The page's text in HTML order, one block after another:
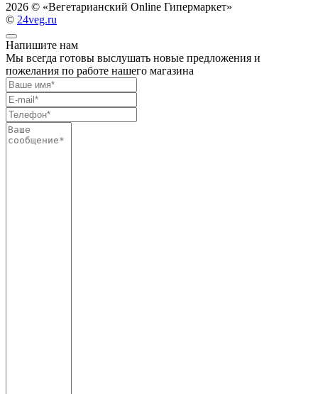
2026 © «Вегетарианский Online Гипермаркет»
© 24veg.ru
Напишите нам
Мы всегда готовы выслушать новые предложения и
пожелания по работе нашего магазина